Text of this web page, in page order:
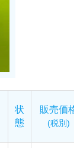
状
態
販売価格
(税別)